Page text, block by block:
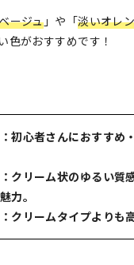
ージュ」や「淡いオレ
色がおすすめです！
初心者さんにおすすめ
クリーム状のゆるい質
力。
クリームタイプよりも